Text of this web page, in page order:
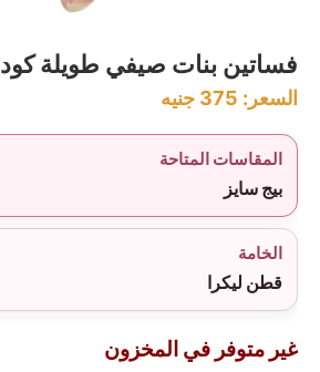
فساتين بنات صيفي طويلة كود 801
السعر: 375 جنيه
المقاسات المتاحة
بيج سايز
الخامة
قطن ليكرا
غير متوفر في المخزون